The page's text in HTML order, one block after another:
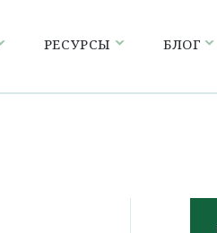
РЕСУРСЫ БЛОГ